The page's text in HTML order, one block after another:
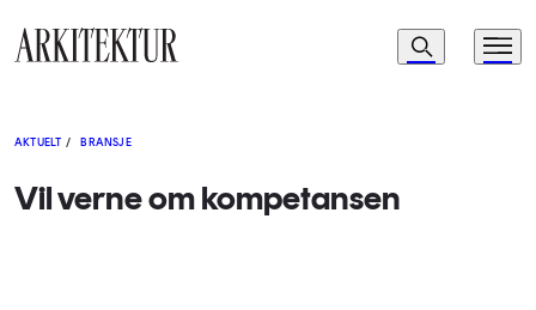
Navigasjon
Søk Meny
AKTUELT / BRANSJE
Vil verne om kompetansen